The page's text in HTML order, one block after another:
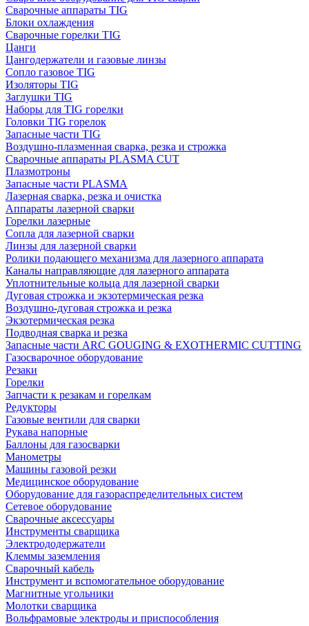
Сварочные аппараты TIG
Блоки охлаждения
Сварочные горелки TIG
Цанги
Цангодержатели и газовые линзы
Сопло газовое TIG
Изоляторы TIG
Заглушки TIG
Наборы для TIG горелки
Головки TIG горелок
Запасные части TIG
Воздушно-плазменная сварка, резка и строжка
Сварочные аппараты PLASMA CUT
Плазмотроны
Запасные части PLASMA
Лазерная сварка, резка и очистка
Аппараты лазерной сварки
Горелки лазерные
Сопла для лазерной сварки
Линзы для лазерной сварки
Ролики подающего механизма для лазерного аппарата
Каналы направляющие для лазерного аппарата
Уплотнительные кольца для лазерной сварки
Дуговая строжка и экзотермическая резка
Воздушно-дуговая строжка и резка
Экзотермическая резка
Подводная сварка и резка
Запасные части ARC GOUGING & EXOTHERMIC CUTTING
Газосварочное оборудование
Резаки
Горелки
Запчасти к резакам и горелкам
Редукторы
Газовые вентили для сварки
Рукава напорные
Баллоны для газосварки
Манометры
Машины газовой резки
Медицинское оборудование
Оборудование для газораспределительных систем
Сетевое оборудование
Сварочные аксессуары
Инструменты сварщика
Электрододержатели
Клеммы заземления
Сварочный кабель
Инструмент и вспомогательное оборудование
Магнитные угольники
Молотки сварщика
Вольфрамовые электроды и приспособления